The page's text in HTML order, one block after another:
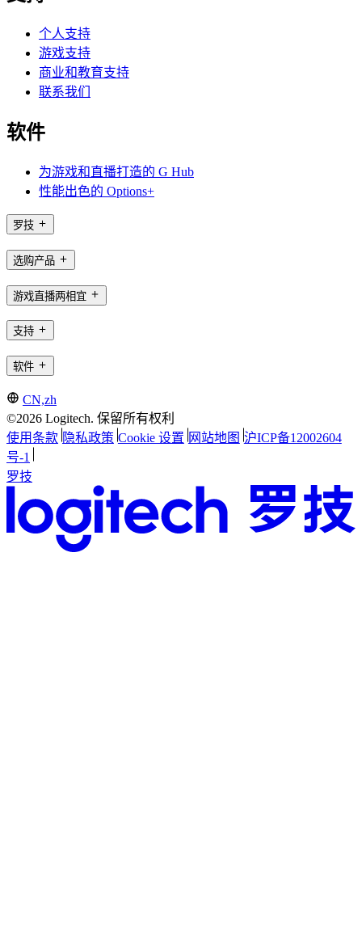
个人支持
游戏支持
商业和教育支持
联系我们
软件
为游戏和直播打造的 G Hub
性能出色的 Options+
罗技
选购产品
游戏直播两相宜
支持
软件
CN,zh
©2026 Logitech. 保留所有权利
使用条款 隐私政策 Cookie 设置 网站地图 沪ICP备12002604
号-1
罗技